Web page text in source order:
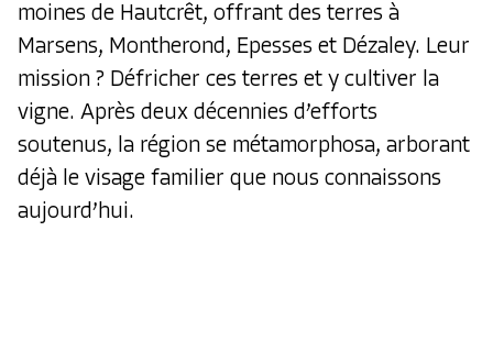
moines de Hautcrêt, offrant des terres à
Marsens, Montherond, Epesses et Dézaley. Leur
mission ? Défricher ces terres et y cultiver la
vigne. Après deux décennies d’efforts
soutenus, la région se métamorphosa, arborant
déjà le visage familier que nous connaissons
aujourd’hui.